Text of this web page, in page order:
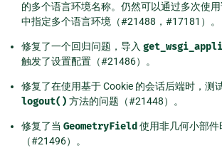
的多个语言环境名称。仍然可以通过多次使
中指定多个语言环境（#21488，#17181）。
修复了一个回归问题，导入
触发了设置配置（#21486）。
修复了在使用基于 Cookie 的会话后端时，测
logout() 方法的问题（#21448）。
修复了当 GeometryField 使用非几何小部件
（#21496）。